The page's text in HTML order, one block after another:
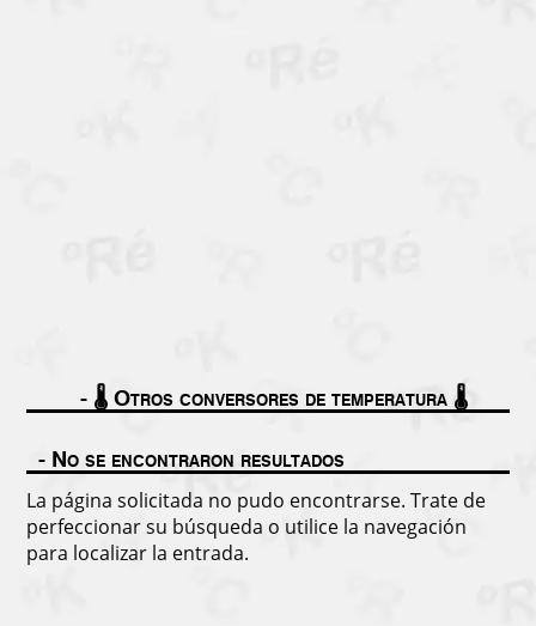
🌡️ Otros conversores de temperatura 🌡️
No se encontraron resultados
La página solicitada no pudo encontrarse. Trate de
perfeccionar su búsqueda o utilice la navegación
para localizar la entrada.